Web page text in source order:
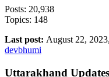
Posts: 20,938
Topics: 148
Last post: August 22,
devbhumi
Uttarakhand Updates